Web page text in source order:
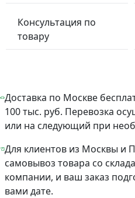
Консультация по
товару
Доставка по Москве
100 тыс. руб. Перевозка
или на следующий при
Для клиентов из Москвы и
самовывоз товара со
компании, и ваш заказ
вами дате.